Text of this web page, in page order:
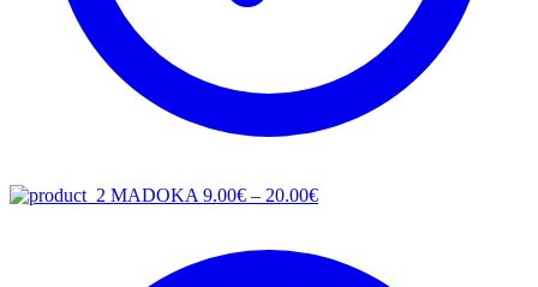
MADOKA 9.00€ – 20.00€Price
through
20.00€